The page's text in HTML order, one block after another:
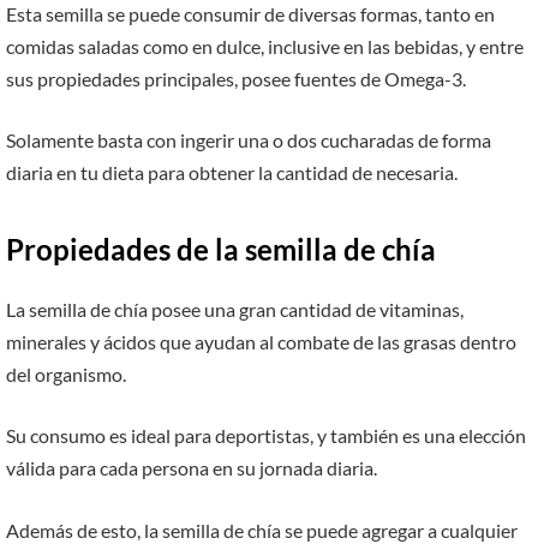
Esta semilla se puede consumir de diversas formas, tanto en
comidas saladas como en dulce, inclusive en las bebidas, y entre
sus propiedades principales, posee fuentes de Omega-3.
Solamente basta con ingerir una o dos cucharadas de forma
diaria en tu dieta para obtener la cantidad de necesaria.
Propiedades de la semilla de chía
La semilla de chía posee una gran cantidad de vitaminas,
minerales y ácidos que ayudan al combate de las grasas dentro
del organismo.
Su consumo es ideal para deportistas, y también es una elección
válida para cada persona en su jornada diaria.
Además de esto, la semilla de chía se puede agregar a cualquier